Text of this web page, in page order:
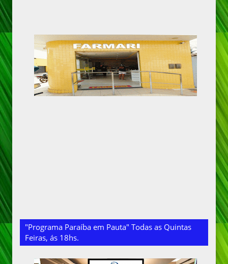
"Programa Paraíba em Pauta" Todas as Quintas
Feiras, ás 18hs.